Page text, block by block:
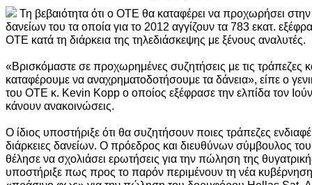
Τη βεβαιότητα ότι ο ΟΤΕ θα καταφέρει να προχωρήσει
δανείων του τα οποία για το 2012 αγγίζουν τα 783 εκατ.
ΟΤΕ κατά τη διάρκεια της τηλεδιάσκεψης με ξένους αναλυτές.
«Βρισκόμαστε σε προχωρημένες συζητήσεις με τις τράπεζες
καταφέρουμε να αναχρηματοδοτήσουμε τα δάνεια», είπε ο
του ΟΤΕ κ. Kevin Kopp ο οποίος εξέφρασε την ελπίδα τον
κάνουν ανακοινώσεις.
Ο ίδιος υποστήριξε ότι θα συζητήσουν ποιες τράπεζες
διάρκειες δανείων. Ο πρόεδρος και διευθύνων σύμβουλος
θέλησε να σχολιάσει ερωτήσεις για την πώληση της
υποστήριξε πως προς το παρόν περιμένουν τη νέα